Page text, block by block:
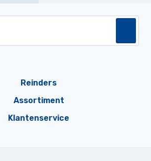
Reinders
Assortiment
Klantenservice